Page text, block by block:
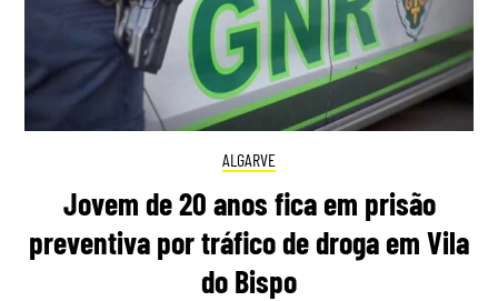
ALGARVE
Jovem de 20 anos fica em prisão
preventiva por tráfico de droga em Vila
do Bispo